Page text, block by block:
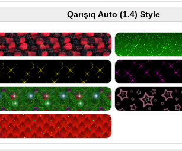
Qarışıq Auto (1.4) Style